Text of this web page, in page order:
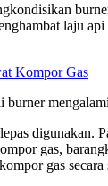
laju
Kompor Gas
burner
digunakan.
gas,
gas secara